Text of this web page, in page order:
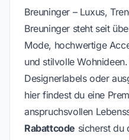
Breuninger – Luxus,
Breuninger steht seit
Mode, hochwertige
und stilvolle
Designerlabels oder
hier findest du eine
anspruchsvollen
Rabattcode sicherst du